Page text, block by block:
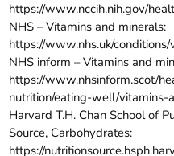
https://www.nccih.nih.gov/
NHS – Vitamins and minerals:
https://www.nhs.uk/
NHS inform – Vitamins and
https://www.nhsinform.scot/
nutrition/eating-well/vitamins-
Harvard T.H. Chan School of
Source, Carbohydrates:
https://